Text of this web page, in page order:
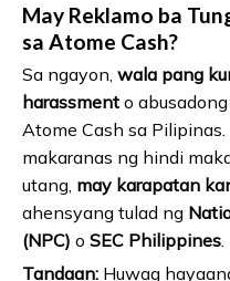
May Reklamo ba
sa Atome Cash?
Sa ngayon, wala pang
harassment o
Atome Cash sa
makaranas ng hindi
utang, may karapatan
ahensyang tulad ng
(NPC) o SEC Philippines
Tandaan: Huwag